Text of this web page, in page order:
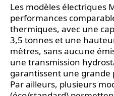
Les modèles électriques
performances
thermiques, avec une
3,5 tonnes et une
mètres, sans aucune
une transmission
garantissent une grande
Par ailleurs, plusieurs